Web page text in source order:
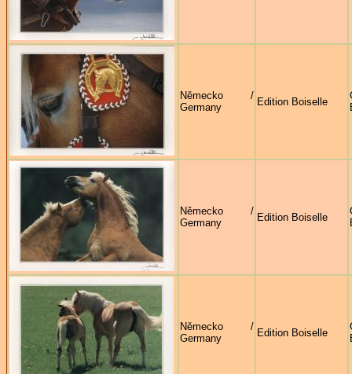
Německo /
Germany
Edition Boiselle
Německo /
Germany
Edition Boiselle
Německo /
Germany
Edition Boiselle